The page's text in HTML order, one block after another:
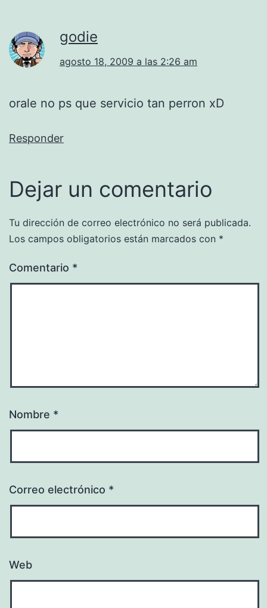
godie
agosto 18, 2009 a las 2:26 am
orale no ps que servicio tan perron xD
Responder
Dejar un comentario
Tu dirección de correo electrónico no será publicada.
Los campos obligatorios están marcados con *
Comentario *
Nombre *
Correo electrónico *
Web